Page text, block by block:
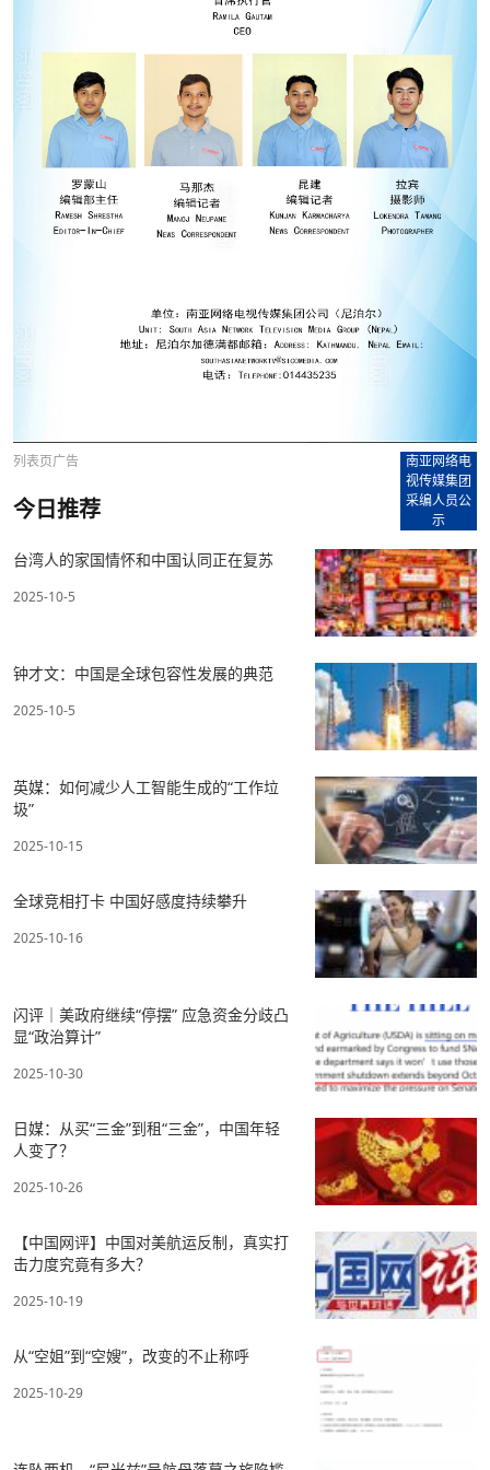
列表页广告
南亚网络电
视传媒集团
采编人员公
示
今日推荐
台湾人的家国情怀和中国认同正在复苏
2025-10-5
钟才文：中国是全球包容性发展的典范
2025-10-5
英媒：如何减少人工智能生成的“工作垃
圾”
2025-10-15
全球竞相打卡 中国好感度持续攀升
2025-10-16
闪评｜美政府继续“停摆” 应急资金分歧凸
显“政治算计”
2025-10-30
日媒：从买“三金”到租“三金”，中国年轻
人变了？
2025-10-26
【中国网评】中国对美航运反制，真实打
击力度究竟有多大？
2025-10-19
从“空姐”到“空嫂”，改变的不止称呼
2025-10-29